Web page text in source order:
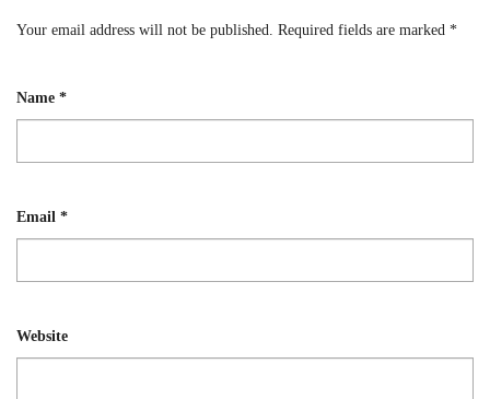
Your email address will not be published. Required fields are marked *
Name *
Email *
Website